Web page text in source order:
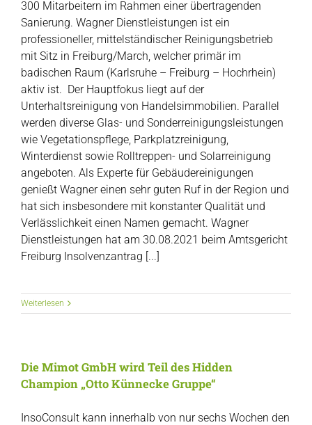
300 Mitarbeitern im Rahmen einer übertragenden
Sanierung. Wagner Dienstleistungen ist ein
professioneller, mittelständischer Reinigungsbetrieb
mit Sitz in Freiburg/March, welcher primär im
badischen Raum (Karlsruhe – Freiburg – Hochrhein)
aktiv ist. Der Hauptfokus liegt auf der
Unterhaltsreinigung von Handelsimmobilien. Parallel
werden diverse Glas- und Sonderreinigungsleistungen
wie Vegetationspflege, Parkplatzreinigung,
Winterdienst sowie Rolltreppen- und Solarreinigung
angeboten. Als Experte für Gebäudereinigungen
genießt Wagner einen sehr guten Ruf in der Region und
hat sich insbesondere mit konstanter Qualität und
Verlässlichkeit einen Namen gemacht. Wagner
Dienstleistungen hat am 30.08.2021 beim Amtsgericht
Freiburg Insolvenzantrag [...]
Weiterlesen
Die Mimot GmbH wird Teil des Hidden
Champion „Otto Künnecke Gruppe“
InsoConsult kann innerhalb von nur sechs Wochen den